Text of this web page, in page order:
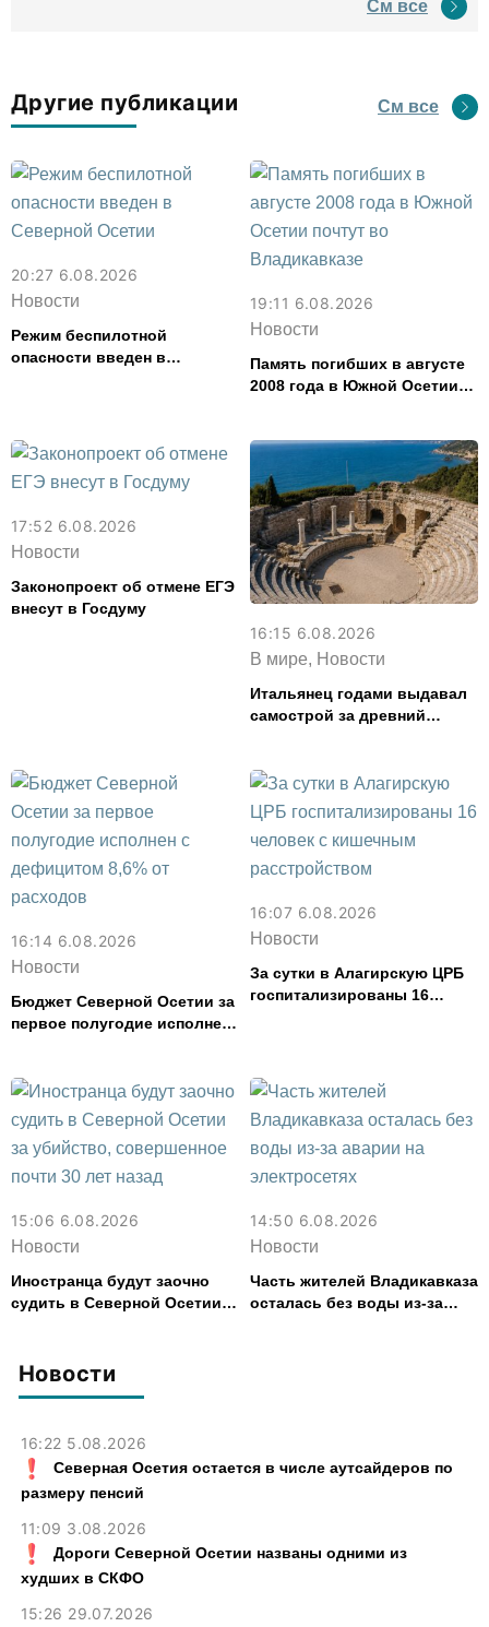
Новости
16:22 5.08.2026
Северная Осетия остается в числе аутсайдеров по
размеру пенсий
11:09 3.08.2026
Дороги Северной Осетии названы одними из
худших в СКФО
15:26 29.07.2026
водил туда туристов
См все
Другие публикации См все
20:27 6.08.2026
Новости
Режим беспилотной
опасности введен в
19:11 6.08.2026
Новости
Память погибших в августе
2008 года в Южной Осетии
17:52 6.08.2026
Новости
Законопроект об отмене ЕГЭ
внесут в Госдуму
16:15 6.08.2026
В мире, Новости
Итальянец годами выдавал
самострой за древний
16:14 6.08.2026
Новости
Бюджет Северной Осетии за
первое полугодие исполнен
16:07 6.08.2026
Новости
За сутки в Алагирскую ЦРБ
госпитализированы 16
15:06 6.08.2026
Новости
Иностранца будут заочно
судить в Северной Осетии
14:50 6.08.2026
Новости
Часть жителей Владикавказа
осталась без воды из-за